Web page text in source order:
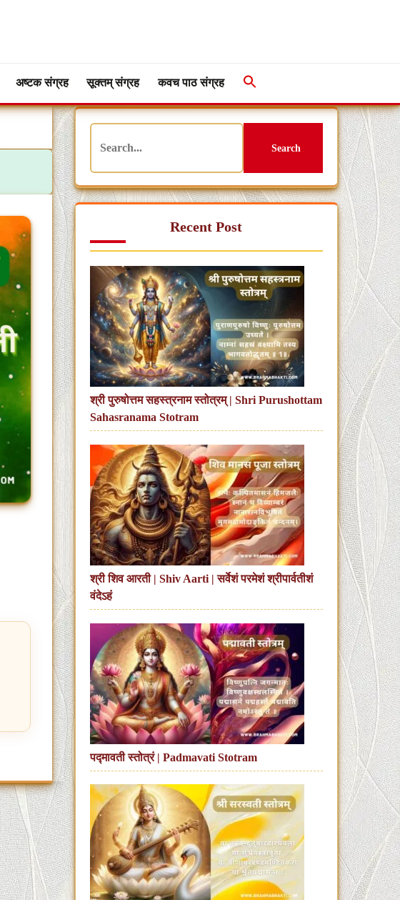
अष्टक संग्रह सूक्तम् संग्रह कवच पाठ संग्रह
Search
Recent Post
श्री पुरुषोत्तम सहस्त्रनाम स्तोत्रम् | Shri Purushottam
Sahasranama Stotram
श्री शिव आरती | Shiv Aarti | सर्वेशं परमेशं श्रीपार्वतीशं
वंदेऽहं
पद्मावती स्तोत्रं | Padmavati Stotram